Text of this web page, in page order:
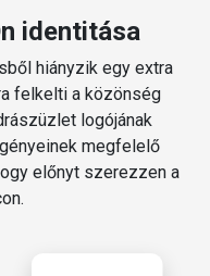
identitása
hiányzik egy extra
felkelti a közönség
logójának
megfelelő
előnyt szerezzen a